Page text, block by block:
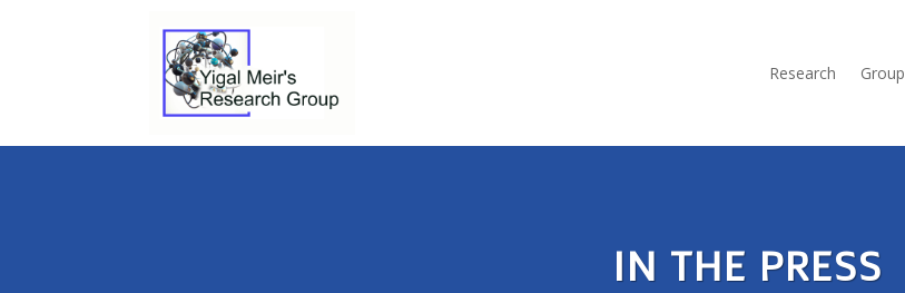
Research Group
IN THE PRESS